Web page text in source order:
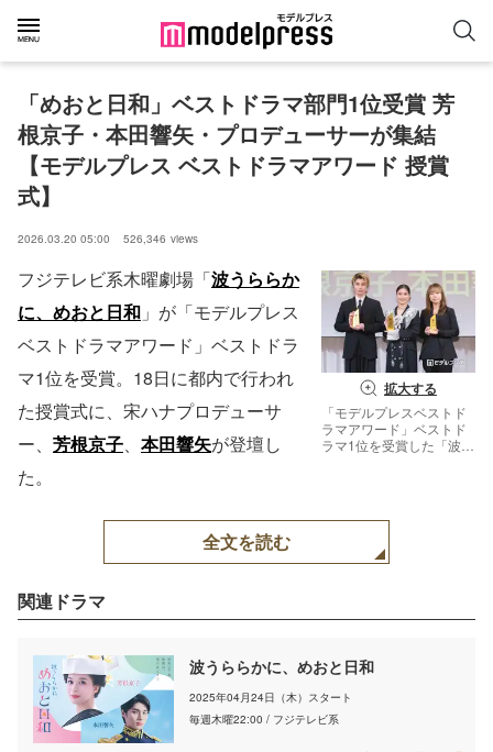
「めおと日和」ベストドラマ部門1位受賞 芳
根京子・本田響矢・プロデューサーが集結
【モデルプレス ベストドラマアワード 授賞
式】
2026.03.20 05:00 526,346 views
拡大する
「モデルプレスベストド
ラマアワード」ベストド
ラマ1位を受賞した「波う
フジテレビ系木曜劇場「波うららか
に、めおと日和 」が「モデルプレス
ベストドラマアワード」ベストドラ
マ1位を受賞。18日に都内で行われ
た授賞式に、宋ハナプロデューサ
ー、 芳根京子、 本田響矢が登壇し
た。
全文を読む
関連ドラマ
波うららかに、めおと日和
2025年04月24日（木）スタート
毎週木曜22:00 / フジテレビ系